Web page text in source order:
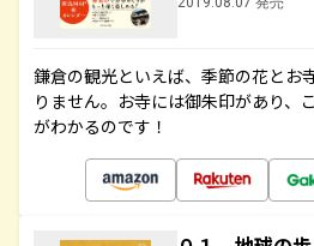
鎌倉の観光といえば、季節の花とお
りません。お寺には御朱印があり、
がわかるのです！